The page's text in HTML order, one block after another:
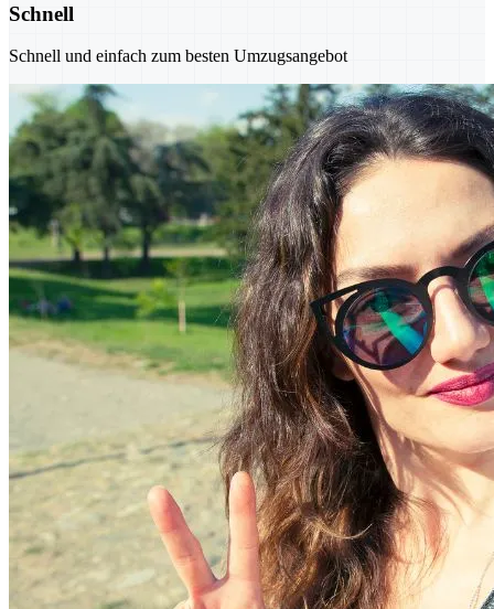
Schnell
Schnell und einfach zum besten Umzugsangebot